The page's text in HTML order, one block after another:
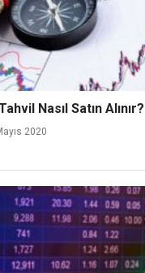
Nasıl Satın Alınır?
2020